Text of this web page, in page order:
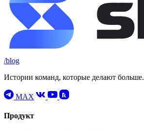
/blog
Истории команд, которые делают больше.
MAX
Продукт